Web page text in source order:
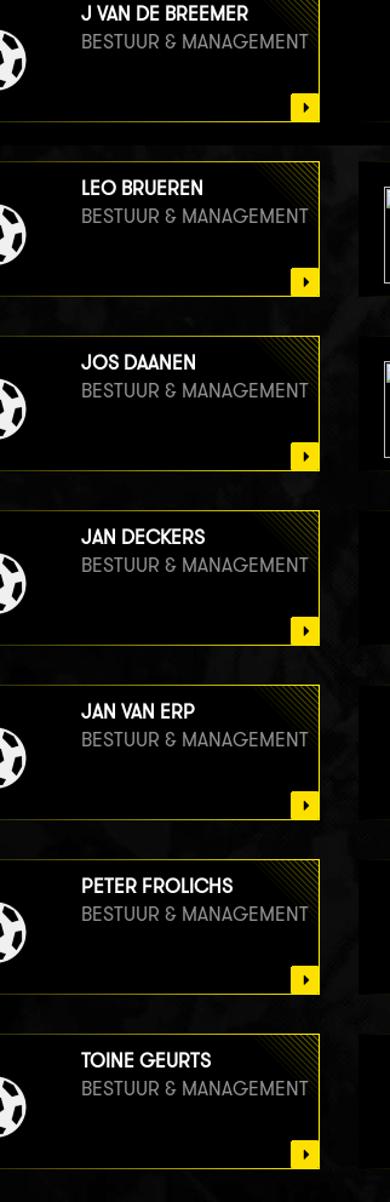
J VAN DE BREEMER
BESTUUR & MANAGEMENT
LEO BRUEREN
BESTUUR & MANAGEMENT
JOS DAANEN
BESTUUR & MANAGEMENT
JAN DECKERS
BESTUUR & MANAGEMENT
JAN VAN ERP
BESTUUR & MANAGEMENT
PETER FROLICHS
BESTUUR & MANAGEMENT
TOINE GEURTS
BESTUUR & MANAGEMENT